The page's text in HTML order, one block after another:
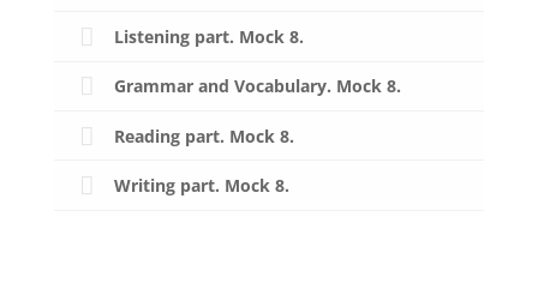
Listening part. Mock 8.
Grammar and Vocabulary. Mock 8.
Reading part. Mock 8.
Writing part. Mock 8.